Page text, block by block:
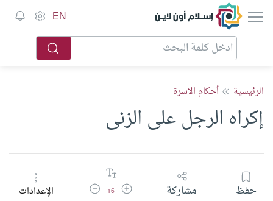
إسلام أون لاين EN
الرئيسية أحكام الاسرة
إكراه الرجل على الزنى
حفظ مشاركة زيادة حجم الخط
16 تقليل حجم الخطالإعدادات